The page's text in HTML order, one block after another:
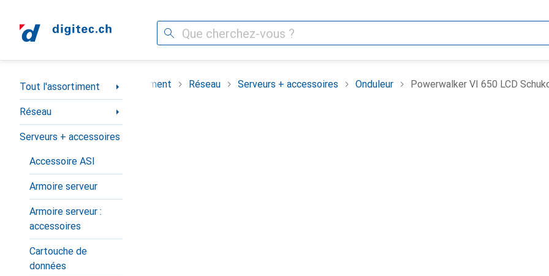
Recherche
Navigation par catégorie
Tout l'assortiment
Réseau
Serveurs + accessoires
Accessoire ASI
Armoire serveur
Armoire serveur :
accessoires
Cartouche de
données
Tout l'assortiment Réseau Serveurs + accessoires Onduleur Powerwalker VI 650 LCD